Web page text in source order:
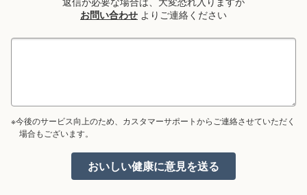
お問い合わせ よりご連絡ください
※今後のサービス向上のため、カスタマーサポートからご連絡させていただく
場合もございます。